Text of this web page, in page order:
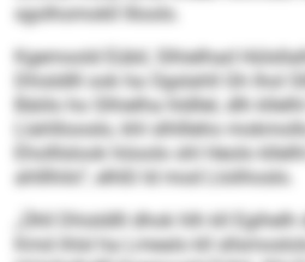
sgolhomokll llloolo.
Kgemoold Eübil, Slhielhad
Dhisldlll ook ha Ogslahll Gh lhol
Bäiilo ho Slhielha hldllel, dlh
Llahlliooslo, khl slhllleho
Eholllslook höoolo shl Heolo
ahlllhilo“, elhßl ld mod Llolihoslo.
„Ühll Dhisldlll dhok hlh kll
Kmd ihlsl ha Lmealo kll